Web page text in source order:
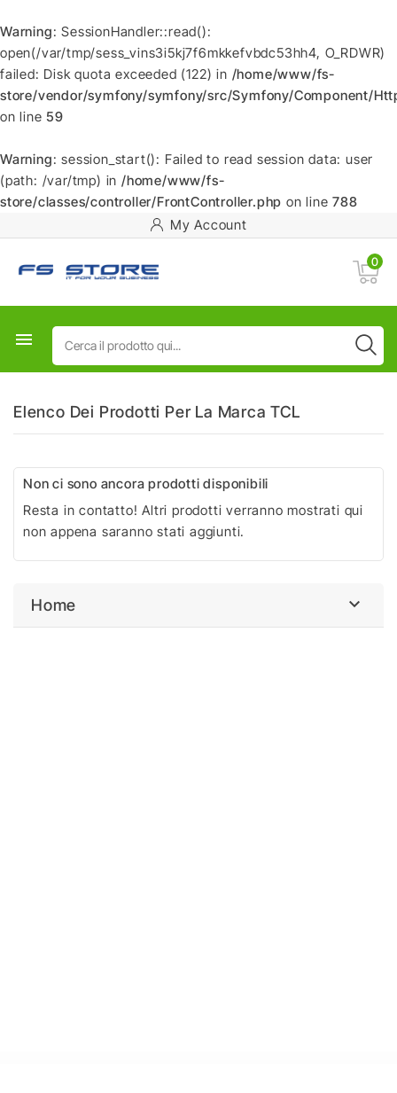
Warning: SessionHandler::read():
open(/var/tmp/sess_vins3i5kj7f6mkkefvbdc53hh4, O_RDWR)
failed: Disk quota exceeded (122) in /home/www/fs-
store/vendor/symfony/symfony/src/Symfony/Component/
on line59
Warning: session_start(): Failed to read session data: user
(path: /var/tmp) in/home/www/fs-
store/classes/controller/FrontController.php on line788
My Account
0

Elenco Dei Prodotti Per La Marca TCL
Non ci sono ancora prodotti disponibili
Resta in contatto! Altri prodotti verranno mostrati qui
non appena saranno stati aggiunti.
Home 